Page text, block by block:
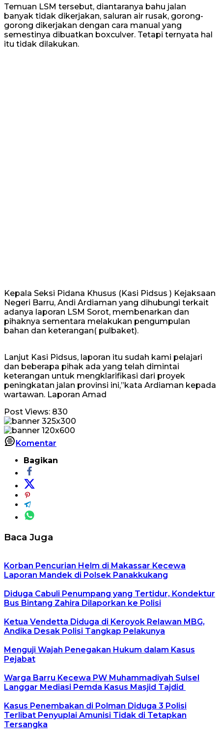
Temuan LSM tersebut, diantaranya bahu jalan
banyak tidak dikerjakan, saluran air rusak, gorong-
gorong dikerjakan dengan cara manual yang
semestinya dibuatkan boxculver. Tetapi ternyata hal
itu tidak dilakukan.
Kepala Seksi Pidana Khusus (Kasi Pidsus ) Kejaksaan
Negeri Barru, Andi Ardiaman yang dihubungi terkait
adanya laporan LSM Sorot, membenarkan dan
pihaknya sementara melakukan pengumpulan
bahan dan keterangan( pulbaket).
Lanjut Kasi Pidsus, laporan itu sudah kami pelajari
dan beberapa pihak ada yang telah dimintai
keterangan untuk mengklarifikasi dari proyek
peningkatan jalan provinsi ini,”kata Ardiaman kepada
wartawan. Laporan Amad
Post Views: 830
Komentar
Bagikan
Baca Juga
Korban Pencurian Helm di Makassar Kecewa
Laporan Mandek di Polsek Panakkukang
Diduga Cabuli Penumpang yang Tertidur, Kondektur
Bus Bintang Zahira Dilaporkan ke Polisi
Ketua Vendetta Diduga di Keroyok Relawan MBG,
Andika Desak Polisi Tangkap Pelakunya
Menguji Wajah Penegakan Hukum dalam Kasus
Pejabat
Warga Barru Kecewa PW Muhammadiyah Sulsel
Langgar Mediasi Pemda Kasus Masjid Tajdid
Kasus Penembakan di Polman Diduga 3 Polisi
Terlibat Penyuplai Amunisi Tidak di Tetapkan
Tersangka